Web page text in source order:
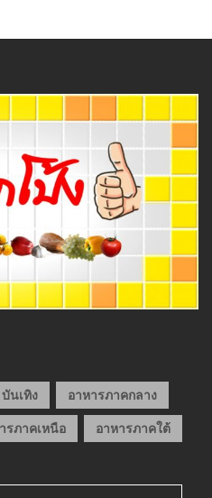
บันเทิง อาหารภาคกลาง
รภาคเหนือ อาหารภาคใต้